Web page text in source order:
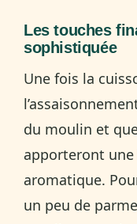
Les touches
sophistiquée
Une fois la
du moulin et
apporteront
aromatique.
un peu de